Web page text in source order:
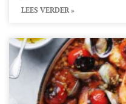
LEES VERDER »